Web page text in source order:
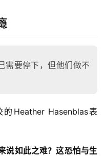
需要停下，但他们做不
Heather Hasenblas表
说如此之难？这恐怕与生